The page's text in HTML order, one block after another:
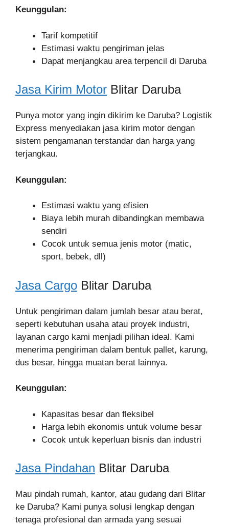
Keunggulan:
Tarif kompetitif
Estimasi waktu pengiriman jelas
Dapat menjangkau area terpencil di Daruba
Jasa Kirim Motor Blitar Daruba
Punya motor yang ingin dikirim ke Daruba? Logistik
Express menyediakan jasa kirim motor dengan
sistem pengamanan terstandar dan harga yang
terjangkau.
Keunggulan:
Estimasi waktu yang efisien
Biaya lebih murah dibandingkan membawa
sendiri
Cocok untuk semua jenis motor (matic,
sport, bebek, dll)
Jasa Cargo Blitar Daruba
Untuk pengiriman dalam jumlah besar atau berat,
seperti kebutuhan usaha atau proyek industri,
layanan cargo kami menjadi pilihan ideal. Kami
menerima pengiriman dalam bentuk pallet, karung,
dus besar, hingga muatan berat lainnya.
Keunggulan:
Kapasitas besar dan fleksibel
Harga lebih ekonomis untuk volume besar
Cocok untuk keperluan bisnis dan industri
Jasa Pindahan Blitar Daruba
Mau pindah rumah, kantor, atau gudang dari Blitar
ke Daruba? Kami punya solusi lengkap dengan
tenaga profesional dan armada yang sesuai